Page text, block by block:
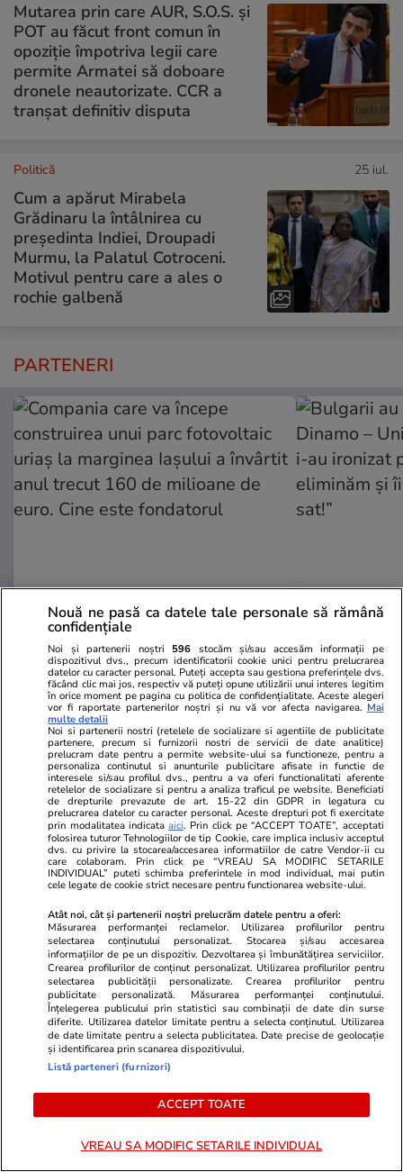
Mutarea prin care AUR, S.O.S. și
POT au făcut front comun în
opoziție împotriva legii care
permite Armatei să doboare
dronele neautorizate. CCR a
tranșat definitiv disputa
Politică 25 iul.
Cum a apărut Mirabela
Grădinaru la întâlnirea cu
președinta Indiei, Droupadi
Murmu, la Palatul Cotroceni.
Motivul pentru care a ales o
rochie galbenă
PARTENERI
ZiaruldeIasi.ro
Compania care va începe
construirea unui parc fotovoltaic
uriaș la marginea Iașului a învârtit
anul trecut 160 de milioane de
euro. Cine este fondatorul
Fanatik.ro
Dinamo –
i-au ironizat
eliminăm și
sat!”
ULTIMELE ȘTIRI
Știri România 07:52
Proiectul Neptun Deep a intrat într-o etapă
decisivă: Când va fi extrasă prima moleculă de
Bani și Afaceri 07:44
Motorina continuă să se scumpească duminică,
26 iulie 2026. Cât costă un litru de carburant
în București, Iași, Cluj-Napoca, Timișoara și
Constanța
Știri România 07:00
Ce ascunde clădirea scorojită de lângă Casa
Mița Biciclista, unde își făcea costumele Dem
Nouă ne pasă ca datele tale personale să rămână
confidențiale
Noi și partenerii noștri 596 stocăm și/sau accesăm informații pe
dispozitivul dvs., precum identificatorii cookie unici pentru prelucrarea
datelor cu caracter personal. Puteți accepta sau gestiona preferințele dvs.
făcând clic mai jos, respectiv vă puteți opune utilizării unui interes legitim
în orice moment pe pagina cu politica de confidențialitate. Aceste alegeri
vor fi raportate partenerilor noștri și nu vă vor afecta navigarea. Mai
multe detalii
Noi si partenerii nostri (retelele de socializare si agentiile de publicitate
partenere, precum si furnizorii nostri de servicii de date analitice)
prelucram date pentru a permite website-ului sa functioneze, pentru a
personaliza continutul si anunturile publicitare afisate in functie de
interesele si/sau profilul dvs., pentru a va oferi functionalitati aferente
retelelor de socializare si pentru a analiza traficul pe website. Beneficiati
de drepturile prevazute de art. 15-22 din GDPR in legatura cu
prelucrarea datelor cu caracter personal. Aceste drepturi pot fi exercitate
prin modalitatea indicataaici. Prin click pe “ACCEPT TOATE”, acceptati
folosirea tuturor Tehnologiilor de tip Cookie, care implica inclusiv acceptul
dvs. cu privire la stocarea/accesarea informatiilor de catre Vendor-ii cu
care colaboram. Prin click pe “VREAU SA MODIFIC SETARILE
INDIVIDUAL” puteti schimba preferintele in mod individual, mai putin
cele legate de cookie strict necesare pentru functionarea website-ului.
Atât noi, cât și partenerii noștri prelucrăm datele pentru a oferi:
Măsurarea performanței reclamelor. Utilizarea profilurilor pentru
selectarea conținutului personalizat. Stocarea și/sau accesarea
informațiilor de pe un dispozitiv. Dezvoltarea și îmbunătățirea serviciilor.
Crearea profilurilor de conținut personalizat. Utilizarea profilurilor pentru
selectarea publicității personalizate. Crearea profilurilor pentru
publicitate personalizată. Măsurarea performanței conținutului.
Înțelegerea publicului prin statistici sau combinații de date din surse
diferite. Utilizarea datelor limitate pentru a selecta conținutul. Utilizarea
de date limitate pentru a selecta publicitatea. Date precise de geolocație
și identificarea prin scanarea dispozitivului.
Listă parteneri (furnizori)
ACCEPT TOATE
VREAU SA MODIFIC SETARILE INDIVIDUAL